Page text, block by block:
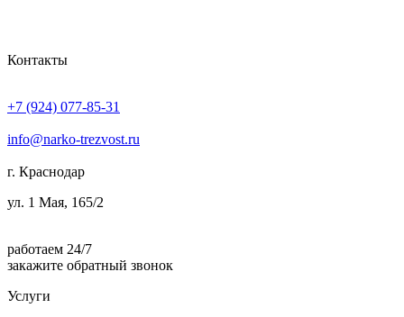
Контакты
+7 (924) 077-85-31
info@narko-trezvost.ru
г. Краснодар
ул. 1 Мая, 165/2
работаем 24/7
закажите обратный звонок
Услуги